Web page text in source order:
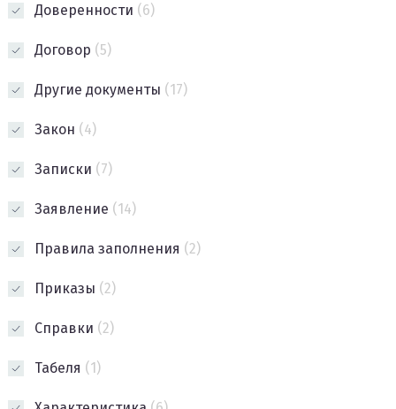
Доверенности (6)
Договор (5)
Другие документы (17)
Закон (4)
Записки (7)
Заявление (14)
Правила заполнения (2)
Приказы (2)
Справки (2)
Табеля (1)